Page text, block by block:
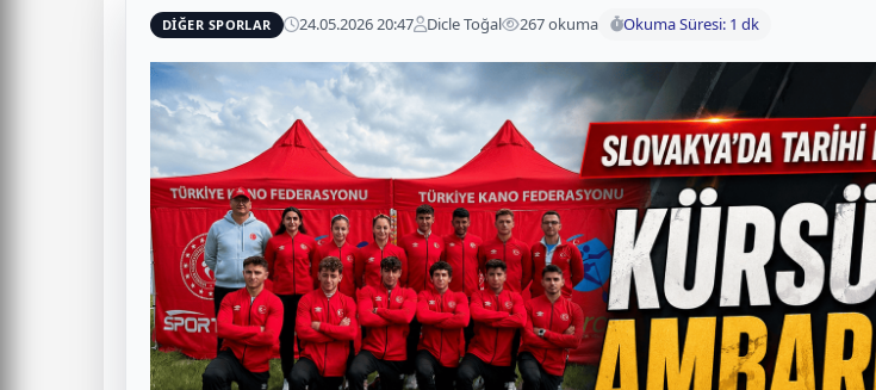
DİĞER SPORLAR 24.05.2026 20:47 Dicle Toğal 267 okuma Okuma Süresi: 1 dk